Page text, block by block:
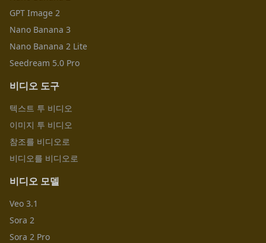
GPT Image 2
Nano Banana 3
Nano Banana 2 Lite
Seedream 5.0 Pro
비디오 도구
텍스트 투 비디오
이미지 투 비디오
참조를 비디오로
비디오를 비디오로
비디오 모델
Veo 3.1
Sora 2
Sora 2 Pro